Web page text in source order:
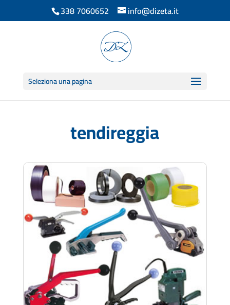
338 7060652 info@dizeta.it
Seleziona una pagina
tendireggia